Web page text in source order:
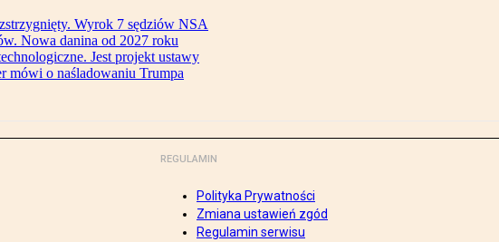
Wyrok 7 sędziów NSA
Nowa danina od 2027 roku
Jest projekt ustawy
mówi o naśladowaniu Trumpa
REGULAMIN
Polityka Prywatności
Zmiana ustawień zgód
Regulamin serwisu